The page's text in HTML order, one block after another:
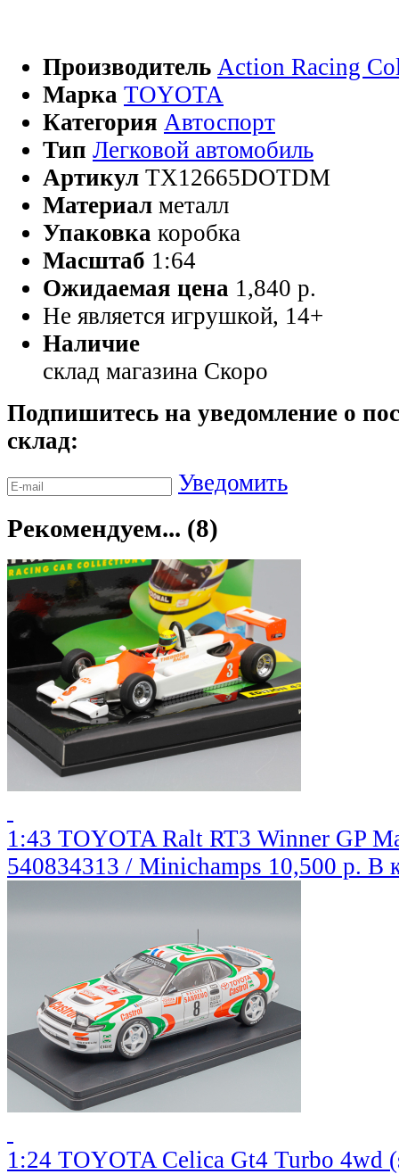
Производитель Action Racing
Марка TOYOTA
Категория Автоспорт
Тип Легковой автомобиль
Артикул TX12665DOTDM
Материал металл
Упаковка коробка
Масштаб 1:64
Ожидаемая цена 1,840 р.
Не является игрушкой, 14+
Наличие
склад магазина Скоро
Подпишитесь на уведомление о
склад:
Уведомить
Рекомендуем... (8)
1:43 TOYOTA Ralt RT3 Winner GP
540834313 / Minichamps 10,500 р. В
1:24 TOYOTA Celica Gt4 Turbo